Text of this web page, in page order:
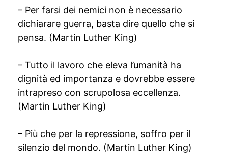
– Per farsi dei nemici non è necessario
dichiarare guerra, basta dire quello che si
pensa. (Martin Luther King)
– Tutto il lavoro che eleva l’umanità ha
dignità ed importanza e dovrebbe essere
intrapreso con scrupolosa eccellenza.
(Martin Luther King)
– Più che per la repressione, soffro per il
silenzio del mondo. (Martin Luther King)